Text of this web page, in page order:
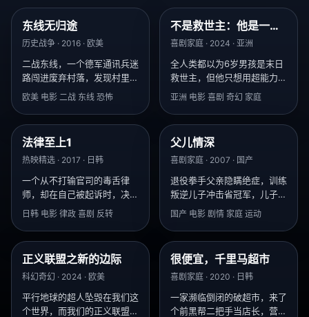
东线无归途
历史战争 · 2016 · 欧美
二战东线，一个德军通讯兵迷
路闯进废弃村落，发现村里所
有“遗体”都睁着眼睛，瞳孔在
欧美 电影 二战 东线 恐怖
9.0
不是救世主：他是一个
非常顽皮的孩子
喜剧家庭 · 2024 · 亚洲
全人类都以为6岁男孩是末日
救世主，但他只想用超能力炸
掉全世界的作业本。
亚洲 电影 喜剧 奇幻 家庭
法律至上1
热映精选 · 2017 · 日韩
一个从不打输官司的毒舌律
师，却在自己被起诉时，决定
“零辩护”：请不起律师的穷人
日韩 电影 律政 喜剧 反转
父儿情深
喜剧家庭 · 2007 · 国产
退役拳手父亲隐瞒绝症，训练
叛逆儿子冲击省冠军，儿子夺
冠时父亲却在医院拔掉氧气
国产 电影 剧情 家庭 运动
9.8
正义联盟之新的边际
科幻奇幻 · 2024 · 欧美
平行地球的超人坠毁在我们这
个世界，而我们的正义联盟，
9.0
很便宜，千里马超市
喜剧家庭 · 2020 · 日韩
一家濒临倒闭的破超市，来了
个前黑帮二把手当店长，营业